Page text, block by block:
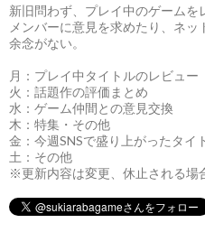
新旧問わず、プレイ中のゲーム
メンバーに意見を求めたり、ネ
余念がない。
月：プレイ中タイトルのレビュー
火：話題作の評価まとめ
水：ゲーム仲間との意見交換
木：特集・その他
金：今週SNSで盛り上がったタイ
土：その他
※更新内容は変更、休止される場